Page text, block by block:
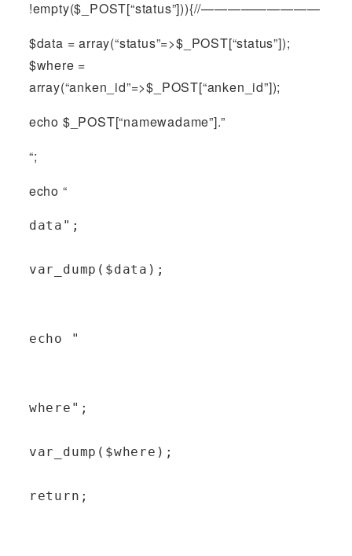
!empty($_POST[“status”])){//—————————
$data = array(“status”=>$_POST[“status”]);
$where =
array(“anken_id”=>$_POST[“anken_id”]);
echo $_POST[“namewadame”].”
“;
echo “
data";
var_dump($data);
echo "
where";
var_dump($where);
return;